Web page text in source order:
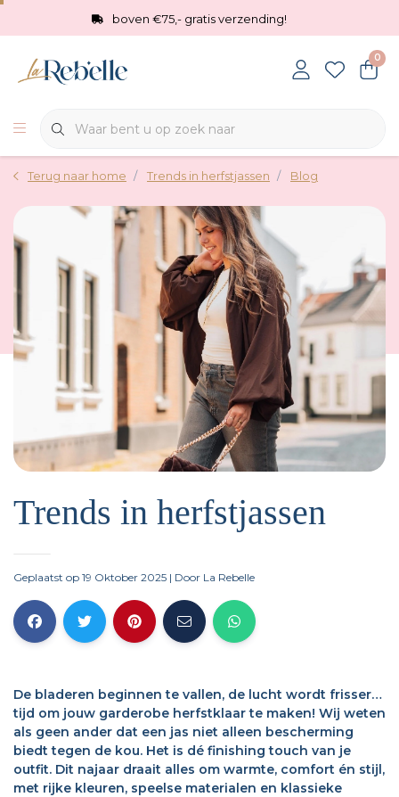
boven €75,- gratis verzending!
0
Terug naar home Trends in herfstjassen Blog
Trends in herfstjassen
Geplaatst op 19 Oktober 2025 | Door La Rebelle
De bladeren beginnen te vallen, de lucht wordt frisser…
tijd om jouw garderobe herfstklaar te maken! Wij weten
als geen ander dat een jas niet alleen bescherming
biedt tegen de kou. Het is dé finishing touch van je
outfit. Dit najaar draait alles om warmte, comfort én stijl,
met rijke kleuren, speelse materialen en klassieke